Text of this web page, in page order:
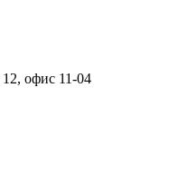
офис 11-04